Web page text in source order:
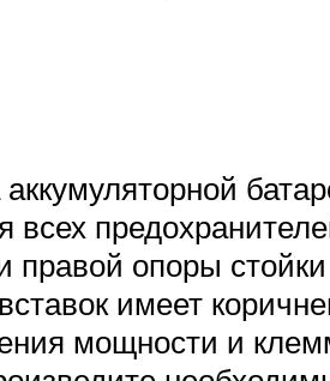
всех
опоры
имеет
мощности и